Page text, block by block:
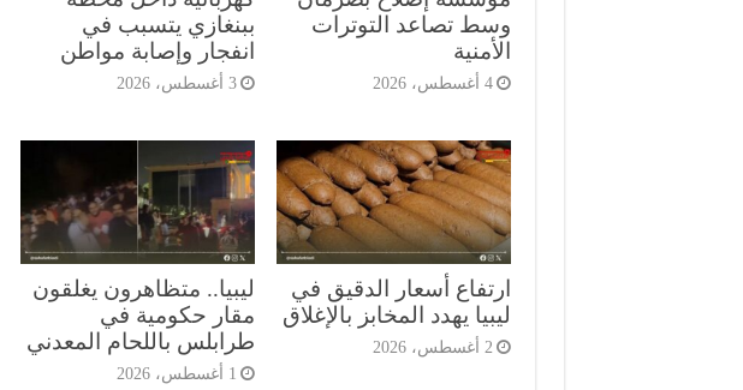
وسط تصاعد التوترات
الأمنية
4 أغسطس، 2026
ببنغازي يتسبب في
انفجار وإصابة مواطن
3 أغسطس، 2026
ارتفاع أسعار الدقيق في
ليبيا يهدد المخابز بالإغلاق
2 أغسطس، 2026
ليبيا.. متظاهرون يغلقون
مقار حكومية في
طرابلس باللحام المعدني
1 أغسطس، 2026